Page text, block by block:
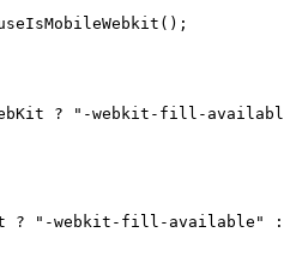
? "-webkit-fill-